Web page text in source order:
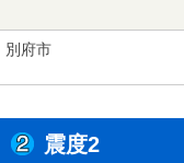
別府市
震度2